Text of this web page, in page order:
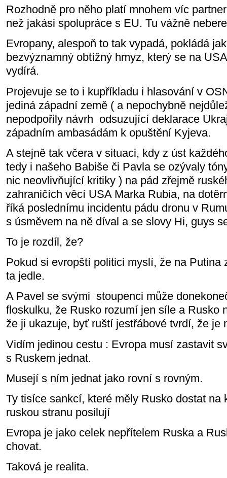
Rozhodně pro něho platí mnohem víc
než jakási spolupráce s EU. Tu vážně
Evropany, alespoň to tak vypadá, pokládá
bezvýznamný obtížný hmyz, který se na
vydírá.
Projevuje se to i kupříkladu i hlasování v
jediná západní země ( a nepochybně
nepodpořily návrh odsuzující deklarace
západním ambasádám k opuštění Kyjeva.
A stejně tak včera v situaci, kdy z úst
tedy i našeho Babiše či Pavla se ozývaly
nic neovlivňující kritiky ) na pád zřejmě
zahraničích věcí USA Marka Rubia, na
říká poslednímu incidentu pádu dronu v
s úsměvem na ně díval a se slovy Hi, guys
To je rozdíl, že?
Pokud si evropští politici myslí, že na Putina
ta jedle.
A Pavel se svými stoupenci může
floskulku, že Rusko rozumí jen síle a Rusko
že ji ukazuje, byť ruští jestřábové tvrdí, že je
Vidím jedinou cestu : Evropa musí zastavit
s Ruskem jednat.
Musejí s ním jednat jako rovní s rovným.
Ty tisíce sankcí, které měly Rusko dostat na
ruskou stranu posilují
Evropa je jako celek nepřítelem Ruska a
chovat.
Taková je realita.